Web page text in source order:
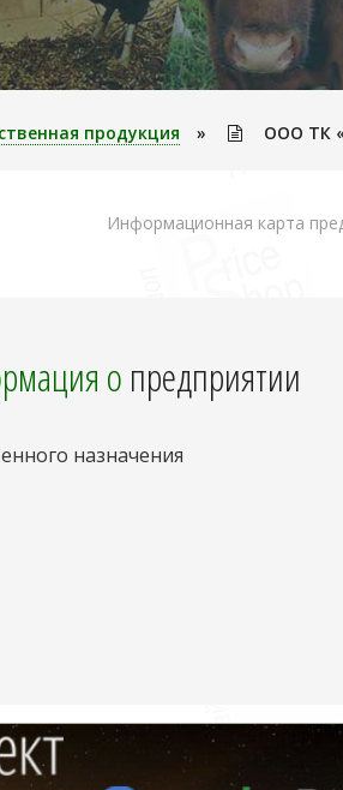
продукция » ООО ТК
Информационная карта
о предприятии
назначения